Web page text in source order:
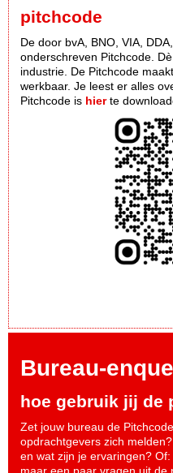
pitchcode
De door bvA, BNO, VIA,
onderschreven Pitchcode.
industrie. De Pitchcode
werkbaar. Je leest er alles
Pitchcode is hierte
Bureau-
hoe gebruik jij de
Zet jouw bureau de
opdrachtgevers zich
en wat zijn je ervaringen?